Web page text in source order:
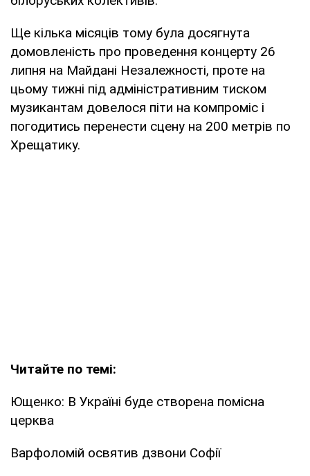
Ще кілька місяців тому була досягнута
домовленість про проведення концерту 26
липня на Майдані Незалежності, проте на
цьому тижні під адміністративним тиском
музикантам довелося піти на компроміс і
погодитись перенести сцену на 200 метрів по
Хрещатику.
Читайте по темі:
Ющенко: В Україні буде створена помісна
церква
Варфоломій освятив дзвони Софії